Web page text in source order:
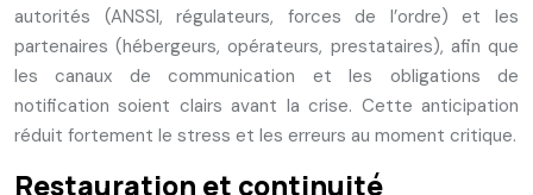
autorités (ANSSI, régulateurs, forces de l’ordre) et les
partenaires (hébergeurs, opérateurs, prestataires), afin que
les canaux de communication et les obligations de
notification soient clairs avant la crise. Cette anticipation
réduit fortement le stress et les erreurs au moment critique.
Restauration et continuité